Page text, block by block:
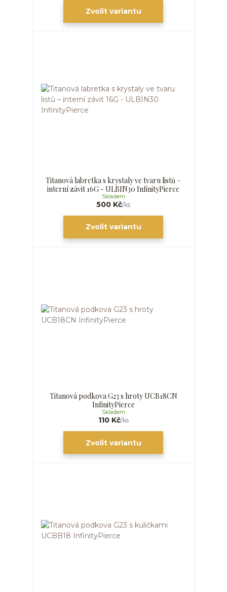
Zvolit variantu
Titanová labretka s krystaly ve tvaru listů –
interní závit 16G - ULBIN30 InfinityPierce
500 Kč/ks
Skladem
Zvolit variantu
Titanová podkova G23 s hroty UCB18CN
InfinityPierce
110 Kč/ks
Skladem
Zvolit variantu